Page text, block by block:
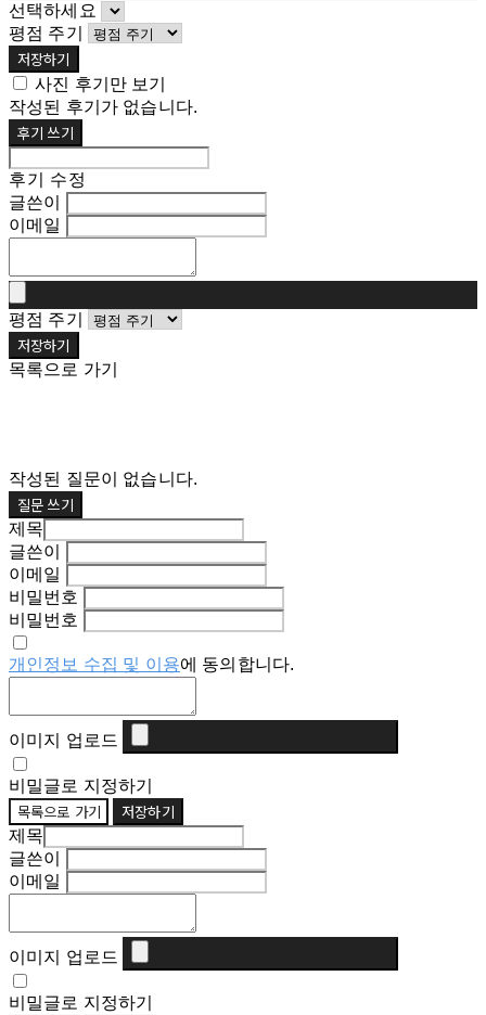
선택하세요
평점 주기
저장하기
사진 후기만 보기
작성된 후기가 없습니다.
후기 쓰기
후기 수정
글쓴이
이메일
평점 주기
저장하기
목록으로 가기
작성된 질문이 없습니다.
질문 쓰기
제목
글쓴이
이메일
비밀번호
비밀번호
개인정보 수집 및 이용에 동의합니다.
이미지 업로드
비밀글로 지정하기
목록으로 가기 저장하기
제목
글쓴이
이메일
이미지 업로드
비밀글로 지정하기